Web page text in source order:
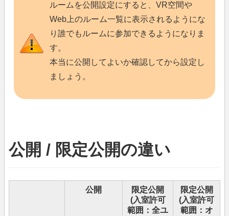
ルームを公開設定にすると、VR空間や
Web上のルーム一覧に表示されるようにな
り誰でもルームに参加できるようになりま
す。
本当に公開してよいか確認してから設定し
ましょう。
公開 / 限定公開の違い
公開
限定公開
(入室許可
範囲：全ユ
限定公開
(入室許可
範囲：オ